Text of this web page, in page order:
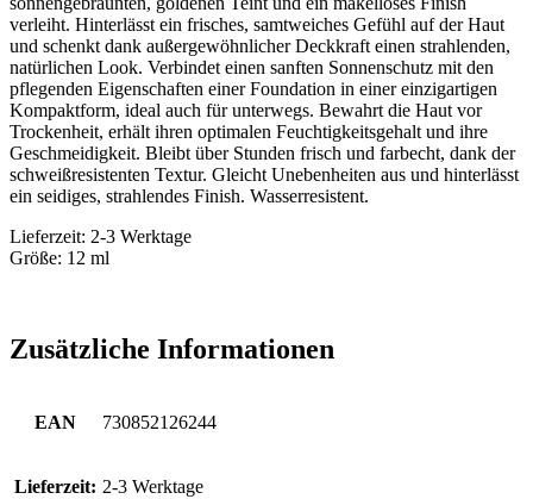
verleiht. Hinterlässt ein frisches, samtweiches Gefühl auf der Haut
und schenkt dank außergewöhnlicher Deckkraft einen strahlenden,
natürlichen Look. Verbindet einen sanften Sonnenschutz mit den
pflegenden Eigenschaften einer Foundation in einer einzigartigen
Kompaktform, ideal auch für unterwegs. Bewahrt die Haut vor
Trockenheit, erhält ihren optimalen Feuchtigkeitsgehalt und ihre
Geschmeidigkeit. Bleibt über Stunden frisch und farbecht, dank der
schweißresistenten Textur. Gleicht Unebenheiten aus und hinterlässt
ein seidiges, strahlendes Finish. Wasserresistent.
Lieferzeit: 2-3 Werktage
Größe: 12 ml
Zusätzliche Informationen
EAN 730852126244
Lieferzeit: 2-3 Werktage